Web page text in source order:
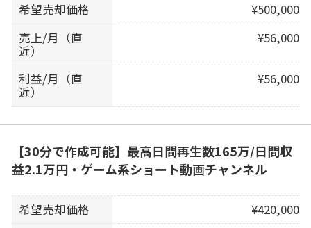
希望売却価格
¥500,000
売上/月（直
近）
¥56,000
利益/月（直
近）
¥56,000
【30分で作成可能】最高日間再生数165万/日間収
益2.1万円・ゲーム系ショート動画チャンネル
希望売却価格
¥420,000